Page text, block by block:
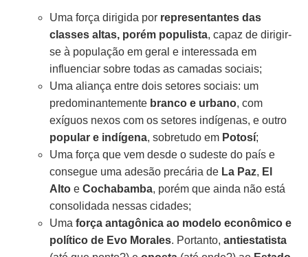
Uma força dirigida por representantes das
classes altas, porém populista, capaz de dirigir-
se à população em geral e interessada em
influenciar sobre todas as camadas sociais;
Uma aliança entre dois setores sociais: um
predominantemente branco e urbano, com
exíguos nexos com os setores indígenas, e outro
popular e indígena, sobretudo em Potosí;
Uma força que vem desde o sudeste do país e
consegue uma adesão precária de La Paz, El
Alto eCochabamba, porém que ainda não está
consolidada nessas cidades;
Umaforça antagônica ao modelo econômico e
político de Evo Morales. Portanto,antiestatista